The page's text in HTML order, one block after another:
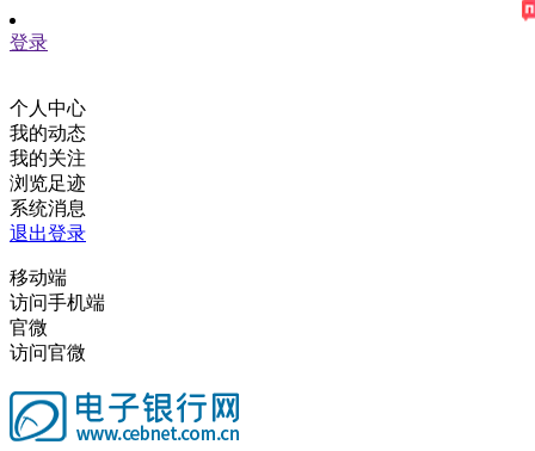
登录
个人中心
我的动态
我的关注
浏览足迹
系统消息
退出登录
移动端
访问手机端
官微
访问官微